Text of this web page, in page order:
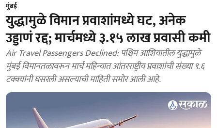
मुंबई
युद्धामुळे विमान प्रवाशांमध्ये घट, अनेक
उड्डाणं रद्द; मार्चमध्ये ३.१५ लाख प्रवासी कमी
Air Travel Passengers Declined: पश्चिम आशियातील युद्धामुळे
मुंबई विमानतळावरून मार्च महिन्यात आंतरराष्ट्रीय प्रवाशांची संख्या ९.६
टक्क्यांनी घसरली असल्याची माहिती समोर आली आहे.